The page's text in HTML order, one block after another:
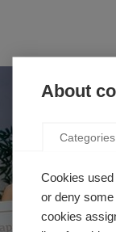
About
Categories
Cookies
or deny
cookies